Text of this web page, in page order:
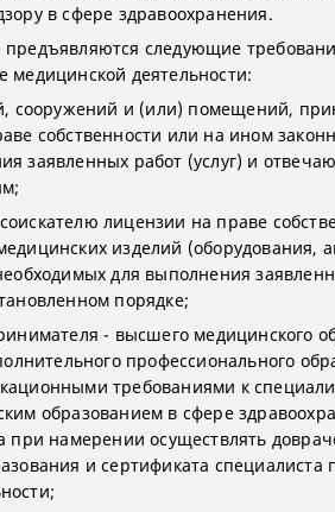
в сфере здравоохранения.
следующие
медицинской деятельности:
сооружений и (или) помещений,
собственности или на ином
заявленных работ (услуг) и
лицензии на праве
изделий (оборудования,
для выполнения
порядке;
- высшего медицинского
профессионального
требованиями к
образованием в сфере
при намерении осуществлять
и сертификата специалиста